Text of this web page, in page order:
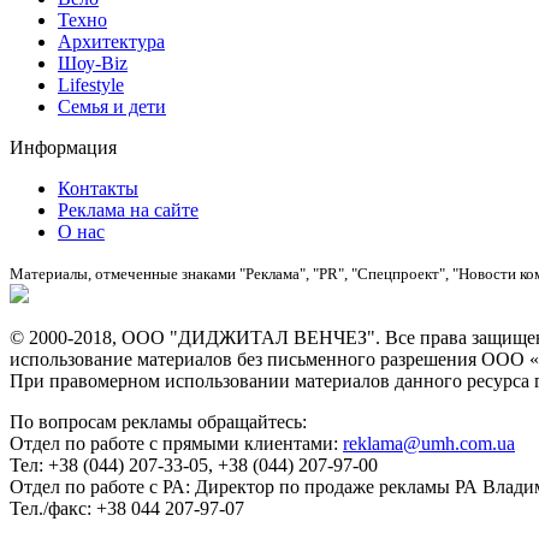
Техно
Архитектура
Шоу-Biz
Lifestyle
Семья и дети
Информация
Контакты
Реклама на сайте
О нас
Материалы, отмеченные знаками "Реклама", "PR", "Спецпроект", "Новости
© 2000-2018, ООО "ДИДЖИТАЛ ВЕНЧЕЗ". Все права
использование материалов без письменного разрешения
При правомерном использовании материалов данного ресурса
По вопросам рекламы обращайтесь:
Отдел по работе с прямыми клиентами: reklama@umh.com.ua
Тел: +38 (044) 207-33-05, +38 (044) 207-97-00
Отдел по работе с РА: Директор по продаже рекламы РА
Тел./факс: +38 044 207-97-07